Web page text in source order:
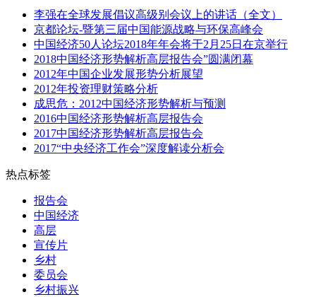
李强在全球发展倡议高级别会议上的讲话（全文）
京都论坛-暨第三届中国能源战略与环保高峰会
中国经济50人论坛2018年年会将于2月25日在京举行
2018中国经济形势解析高层报告会”圆满闭幕
2012年中国企业发展形势分析展望
2012年投资理财策略分析
成思危：2012中国经济形势解析与预测
2016中国经济形势解析高层报告会
2017中国经济形势解析高层报告会
2017“中央经济工作会”深度解读分析会
热点标签
报告会
中国经济
高层
宣传片
乡村
委员会
乡村振兴